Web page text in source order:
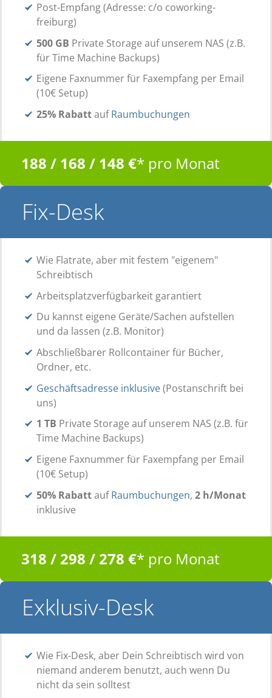
Post-Empfang (Adresse: c/o coworking-
freiburg)
500 GB Private Storage auf unserem NAS (z.B.
für Time Machine Backups)
Eigene Faxnummer für Faxempfang per Email
(10€ Setup)
25% RabattaufRaumbuchungen
188 / 168 / 148 €* pro Monat
Fix-Desk
Wie Flatrate, aber mit festem "eigenem"
Schreibtisch
Arbeitsplatzverfügbarkeit garantiert
Du kannst eigene Geräte/Sachen aufstellen
und da lassen (z.B. Monitor)
Abschließbarer Rollcontainer für Bücher,
Ordner, etc.
Geschäftsadresse inklusive(Postanschrift bei
uns)
1 TB Private Storage auf unserem NAS (z.B. für
Time Machine Backups)
Eigene Faxnummer für Faxempfang per Email
(10€ Setup)
50% RabattaufRaumbuchungen, 2 h/Monat
inklusive
318 / 298 / 278 €* pro Monat
Exklusiv-Desk
Wie Fix-Desk, aber Dein Schreibtisch wird von
niemand anderem benutzt, auch wenn Du
nicht da sein solltest